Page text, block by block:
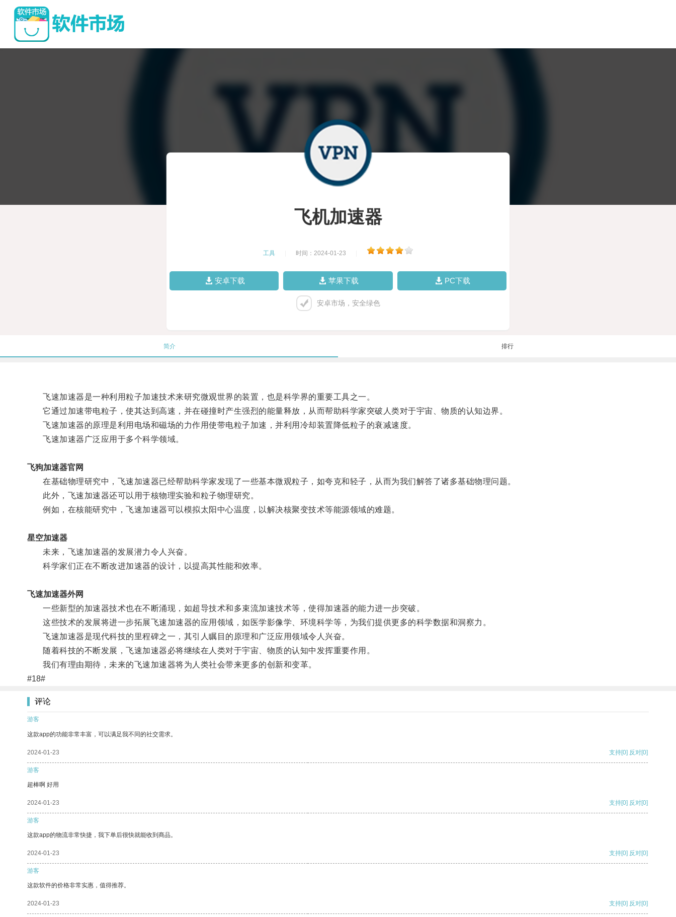
飞机加速器
工具 时间：2024-01-23
安卓下载 苹果下载 PC下载
安卓市场，安全绿色
简介 排行
飞速加速器是一种利用粒子加速技术来研究微观世界的装置，也是科学界的重要工具之一。
它通过加速带电粒子，使其达到高速，并在碰撞时产生强烈的能量释放，从而帮助科学家突破人类对于宇宙、物质的认知边界。
飞速加速器的原理是利用电场和磁场的力作用使带电粒子加速，并利用冷却装置降低粒子的衰减速度。
飞速加速器广泛应用于多个科学领域。
飞狗加速器官网
在基础物理研究中，飞速加速器已经帮助科学家发现了一些基本微观粒子，如夸克和轻子，从而为我们解答了诸多基础物理问题。
此外，飞速加速器还可以用于核物理实验和粒子物理研究。
例如，在核能研究中，飞速加速器可以模拟太阳中心温度，以解决核聚变技术等能源领域的难题。
星空加速器
未来，飞速加速器的发展潜力令人兴奋。
科学家们正在不断改进加速器的设计，以提高其性能和效率。
飞速加速器外网
一些新型的加速器技术也在不断涌现，如超导技术和多束流加速技术等，使得加速器的能力进一步突破。
这些技术的发展将进一步拓展飞速加速器的应用领域，如医学影像学、环境科学等，为我们提供更多的科学数据和洞察力。
飞速加速器是现代科技的里程碑之一，其引人瞩目的原理和广泛应用领域令人兴奋。
随着科技的不断发展，飞速加速器必将继续在人类对于宇宙、物质的认知中发挥重要作用。
我们有理由期待，未来的飞速加速器将为人类社会带来更多的创新和变革。
#18#
评论
游客
这款app的功能非常丰富，可以满足我不同的社交需求。
2024-01-23 支持[0] 反对[0]
游客
超棒啊 好用
2024-01-23 支持[0] 反对[0]
游客
这款app的物流非常快捷，我下单后很快就能收到商品。
2024-01-23 支持[0] 反对[0]
游客
这款软件的价格非常实惠，值得推荐。
2024-01-23 支持[0] 反对[0]